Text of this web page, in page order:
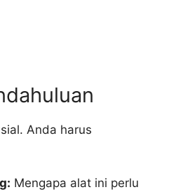
Anda harus
Mengapa alat ini perlu